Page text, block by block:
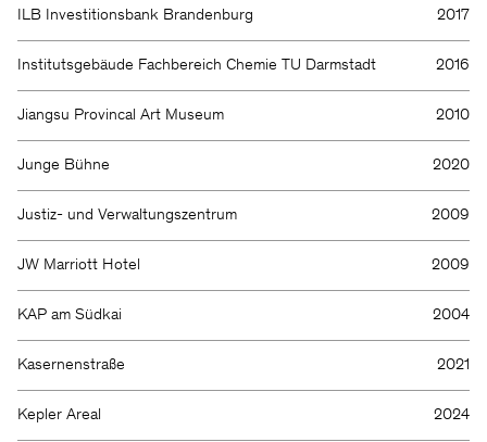
ILB Investitionsbank Brandenburg 2017
Institutsgebäude Fachbereich Chemie TU Darmstadt 2016
Jiangsu Provincal Art Museum 2010
Junge Bühne 2020
Justiz- und Verwaltungszentrum 2009
JW Marriott Hotel 2009
KAP am Südkai 2004
Kasernenstraße 2021
Kepler Areal 2024